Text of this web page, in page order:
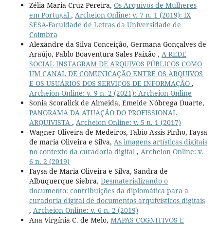
Zélia Maria Cruz Pereira, Os Arquivos de Mulheres
em Portugal , Archeion Online: v. 7 n. 1 (2019): IX
SESA-Faculdade de Letras da Universidade de
Coimbra
Alexandre da Silva Conceição, Germana Gonçalves de
Araújo, Pablo Boaventura Sales Paixão , A REDE
SOCIAL INSTAGRAM DE ARQUIVOS PÚBLICOS COMO
UM CANAL DE COMUNICAÇÃO ENTRE OS ARQUIVOS
E OS USUÁRIOS DOS SERVIÇOS DE INFORMAÇÃO ,
Archeion Online: v. 9 n. 2 (2021): Archeion Online
Sonia Scoralick de Almeida, Emeide Nóbrega Duarte,
PANORAMA DA ATUAÇÃO DO PROFISSIONAL
ARQUIVISTA , Archeion Online: v. 5 n. 1 (2017)
Wagner Oliveira de Medeiros, Fabio Assis Pinho, Faysa
de maria Oliveira e Silva, As imagens artísticas digitais
no contexto da curadoria digital , Archeion Online: v.
6 n. 2 (2019)
Faysa de Maria Oliveira e Silva, Sandra de
Albuquerque Siebra, Desmaterializando o
documento: contribuições da diplomática para a
curadoria digital de documentos arquivísticos digitais
, Archeion Online: v. 6 n. 2 (2019)
Ana Virgínia C. de Melo, MAPAS COGNITIVOS E